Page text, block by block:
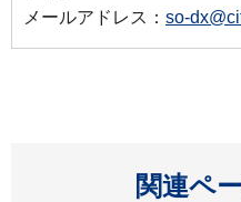
メールアドレス： so-
関連ペ